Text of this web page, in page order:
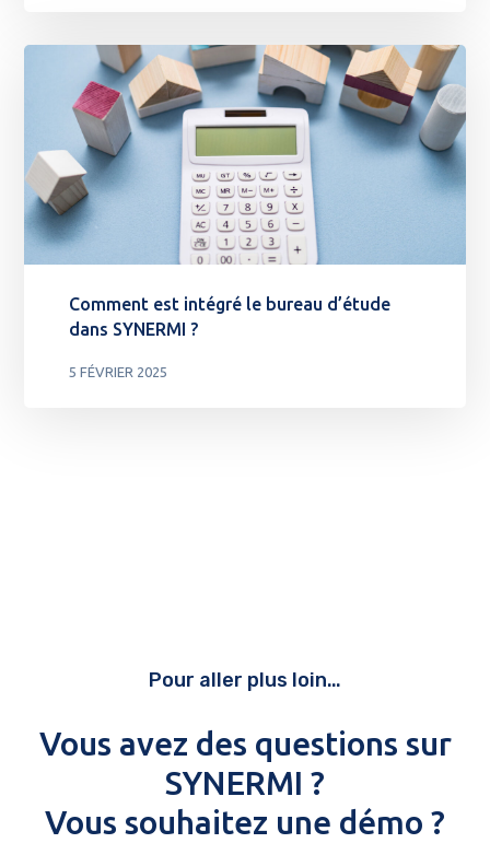
Comment est intégré le bureau d’étude
dans SYNERMI ?
5 FÉVRIER 2025
Pour aller plus loin…
Vous avez des questions sur
SYNERMI ?
Vous souhaitez une démo ?